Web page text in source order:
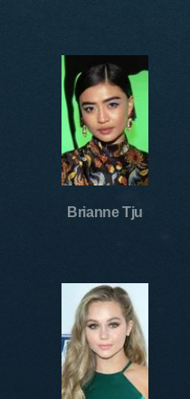
Brianne Tju